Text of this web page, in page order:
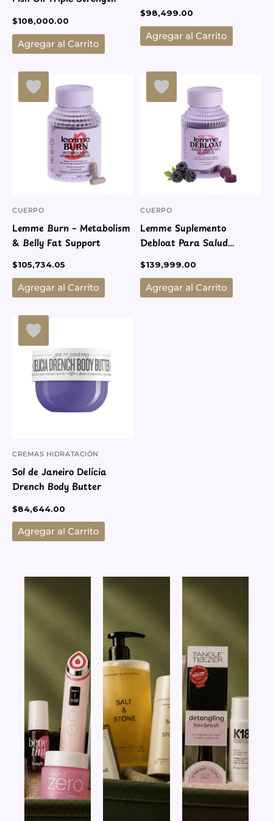
$108,000.00
Agregar al Carrito
$98,499.00
Agregar al Carrito
CUERPO
Lemme Burn – Metabolism
& Belly Fat Support
$105,734.05
Agregar al Carrito
CUERPO
Lemme Suplemento
Debloat Para Salud
$139,999.00
Agregar al Carrito
CREMAS HIDRATACIÓN
Sol de Janeiro Delícia
Drench Body Butter
$84,644.00
Agregar al Carrito